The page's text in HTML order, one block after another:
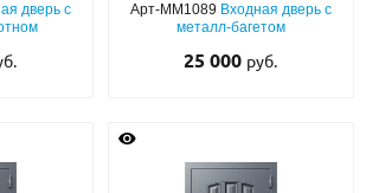
от производителя с доставкой и установкой в
дверь с
Арт-ММ1089 Входная дверь с
металл-багетом
25 000 руб.